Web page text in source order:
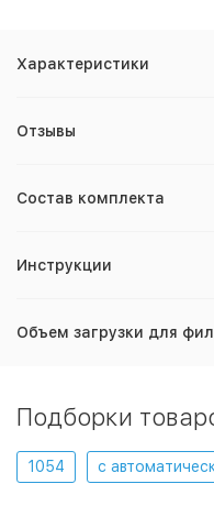
Характеристики
Отзывы
Состав комплекта
Инструкции
Объем загрузки для
Подборки
1054 с